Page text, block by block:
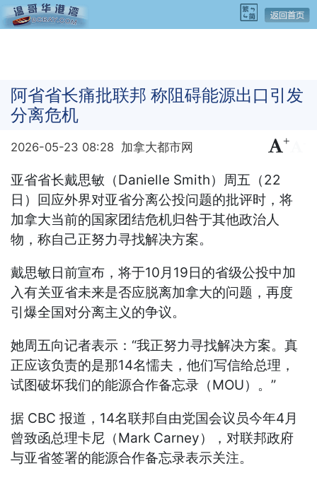
阿省省长痛批联邦 称阻碍能源出口引发
分离危机
2026-05-23 08:28 加拿大都市网 +
亚省省长戴思敏（Danielle Smith）周五（22
日）回应外界对亚省分离公投问题的批评时，将
加拿大当前的国家团结危机归咎于其他政治人
物，称自己正努力寻找解决方案。
戴思敏日前宣布，将于10月19日的省级公投中加
入有关亚省未来是否应脱离加拿大的问题，再度
引爆全国对分离主义的争议。
她周五向记者表示：“我正努力寻找解决方案。真
正应该负责的是那14名懦夫，他们写信给总理，
试图破坏我们的能源合作备忘录（MOU）。”
据 CBC 报道，14名联邦自由党国会议员今年4月
曾致函总理卡尼（Mark Carney），对联邦政府
与亚省签署的能源合作备忘录表示关注。